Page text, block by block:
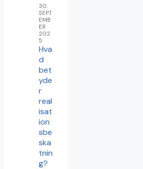
30.
SEPT
EMB
ER
202
5
Hva
d
bet
yde
r
real
isat
ion
sbe
ska
tnin
g?